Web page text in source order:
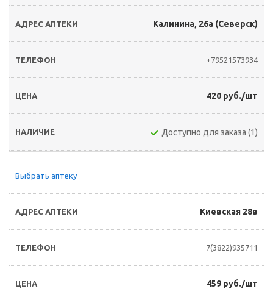
Калинина, 26а (Северск)
+79521573934
420 руб./шт
Доступно для заказа (1)
Выбрать аптеку
Киевская 28в
7(3822)935711
459 руб./шт